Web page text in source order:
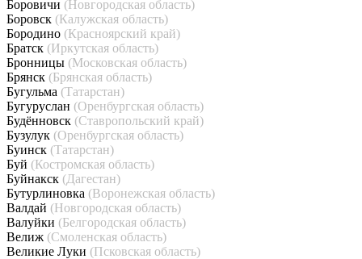
Боровичи (Новгородская область)
Боровск (Калужская область)
Бородино (Красноярский край)
Братск (Иркутская область)
Бронницы (Московская область)
Брянск (Брянская область)
Бугульма (Татарстан)
Бугуруслан (Оренбургская область)
Будённовск (Ставропольский край)
Бузулук (Оренбургская область)
Буинск (Татарстан)
Буй (Костромская область)
Буйнакск (Дагестан)
Бутурлиновка (Воронежская область)
Валдай (Новгородская область)
Валуйки (Белгородская область)
Велиж (Смоленская область)
Великие Луки (Псковская область)